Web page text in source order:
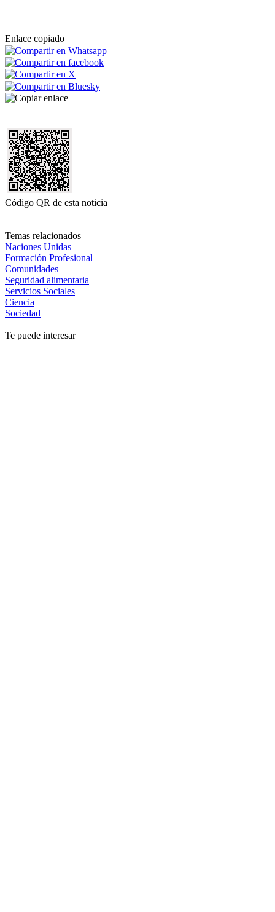
Enlace copiado
Código QR de esta noticia
Temas relacionados
Naciones Unidas
Formación Profesional
Comunidades
Seguridad alimentaria
Servicios Sociales
Ciencia
Sociedad
Te puede interesar